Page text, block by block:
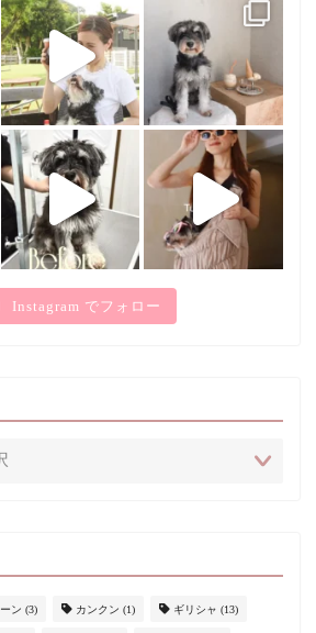
Instagram でフォロー
ン (3) カンクン (1) ギリシャ (13)